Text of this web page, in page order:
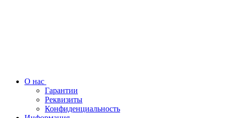
О нас
Гарантии
Реквизиты
Конфиденциальность